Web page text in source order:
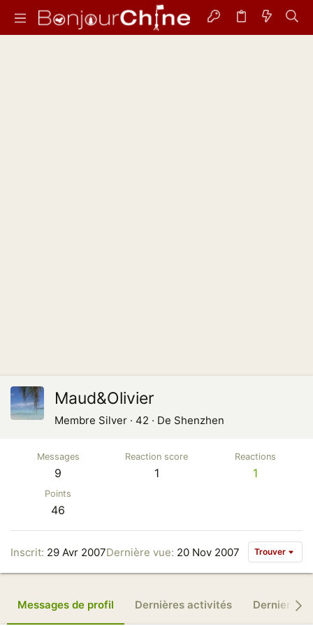
Maud&Olivier
Membre Silver · 42 · De Shenzhen
Messages
9
Reaction score
1
Reactions
1
Points
46
Inscrit 29 Avr 2007Dernière vue 20 Nov 2007 Trouver
Messages de profil Dernières activités Derniers